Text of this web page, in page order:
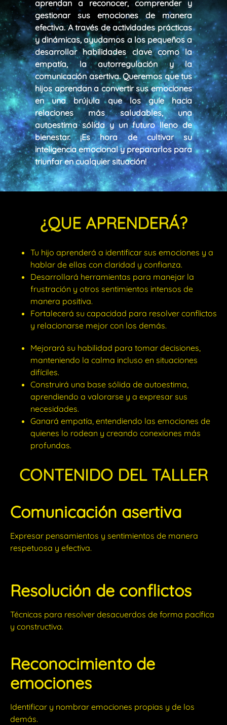
aprendan a reconocer, comprender y
gestionar sus emociones de manera
efectiva. A través de actividades prácticas
y dinámicas, ayudamos a los pequeños a
desarrollar habilidades clave como la
empatía, la autorregulación y la
comunicación asertiva. Queremos que tus
hijos aprendan a convertir sus emociones
en una brújula que los guíe hacia
relaciones más saludables, una
autoestima sólida y un futuro lleno de
bienestar. ¡Es hora de cultivar su
inteligencia emocional y prepararlos para
triunfar en cualquier situación!
¿QUE APRENDERÁ?
Tu hijo aprenderá a identificar sus emociones y a
hablar de ellas con claridad y confianza.
Desarrollará herramientas para manejar la
frustración y otros sentimientos intensos de
manera positiva.
Fortalecerá su capacidad para resolver conflictos
y relacionarse mejor con los demás.
Mejorará su habilidad para tomar decisiones,
manteniendo la calma incluso en situaciones
difíciles.
Construirá una base sólida de autoestima,
aprendiendo a valorarse y a expresar sus
necesidades.
Ganará empatía, entendiendo las emociones de
quienes lo rodean y creando conexiones más
profundas.
CONTENIDO DEL TALLER
Comunicación asertiva
Expresar pensamientos y sentimientos de manera
respetuosa y efectiva.
Resolución de conflictos
Técnicas para resolver desacuerdos de forma pacífica
y constructiva.
Reconocimiento de
emociones
Identificar y nombrar emociones propias y de los
demás.